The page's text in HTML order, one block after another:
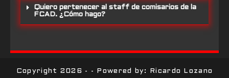
Quiero pertenecer al staff de comisarios de la
FCAD. ¿Cómo hago?
Copyright 2026 - - Powered by: Ricardo Lozano